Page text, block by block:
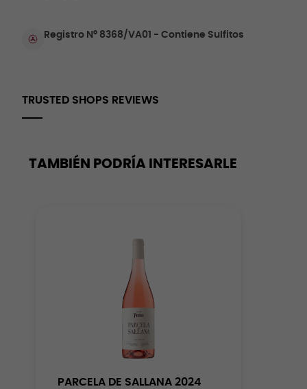
Registro Nº 8368/VA01 - Contiene Sulfitos
TRUSTED SHOPS REVIEWS
TAMBIÉN PODRÍA INTERESARLE
PARCELA DE SALLANA 2024